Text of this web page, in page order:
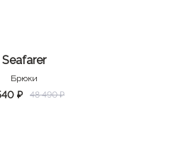
Seafarer
Брюки
₽ 48 490 ₽